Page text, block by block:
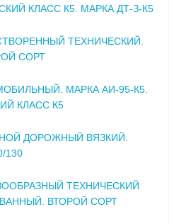
КЛАСС К5. МАРКА ДТ-З-К5
ТЕХНИЧЕСКИЙ.
СОРТ
МАРКА АИ-95-К5.
КЛАСС К5
ДОРОЖНЫЙ ВЯЗКИЙ.
130
ТЕХНИЧЕСКИЙ
ВТОРОЙ СОРТ